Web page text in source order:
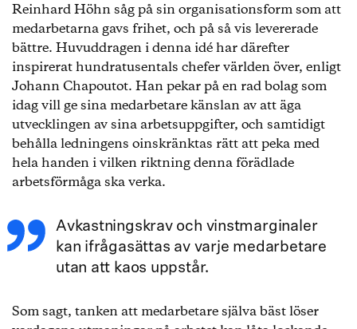
Reinhard Höhn såg på sin organisationsform som att
medarbetarna gavs frihet, och på så vis levererade
bättre. Huvuddragen i denna idé har därefter
inspirerat hundratusentals chefer världen över, enligt
Johann Chapoutot. Han pekar på en rad bolag som
idag vill ge sina medarbetare känslan av att äga
utvecklingen av sina arbetsuppgifter, och samtidigt
behålla ledningens oinskränktas rätt att peka med
hela handen i vilken riktning denna förädlade
arbetsförmåga ska verka.
Avkastningskrav och vinstmarginaler
kan ifrågasättas av varje medarbetare
utan att kaos uppstår.
Som sagt, tanken att medarbetare själva bäst löser